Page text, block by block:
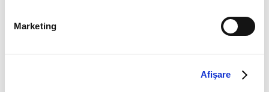
Marketing
Afişare